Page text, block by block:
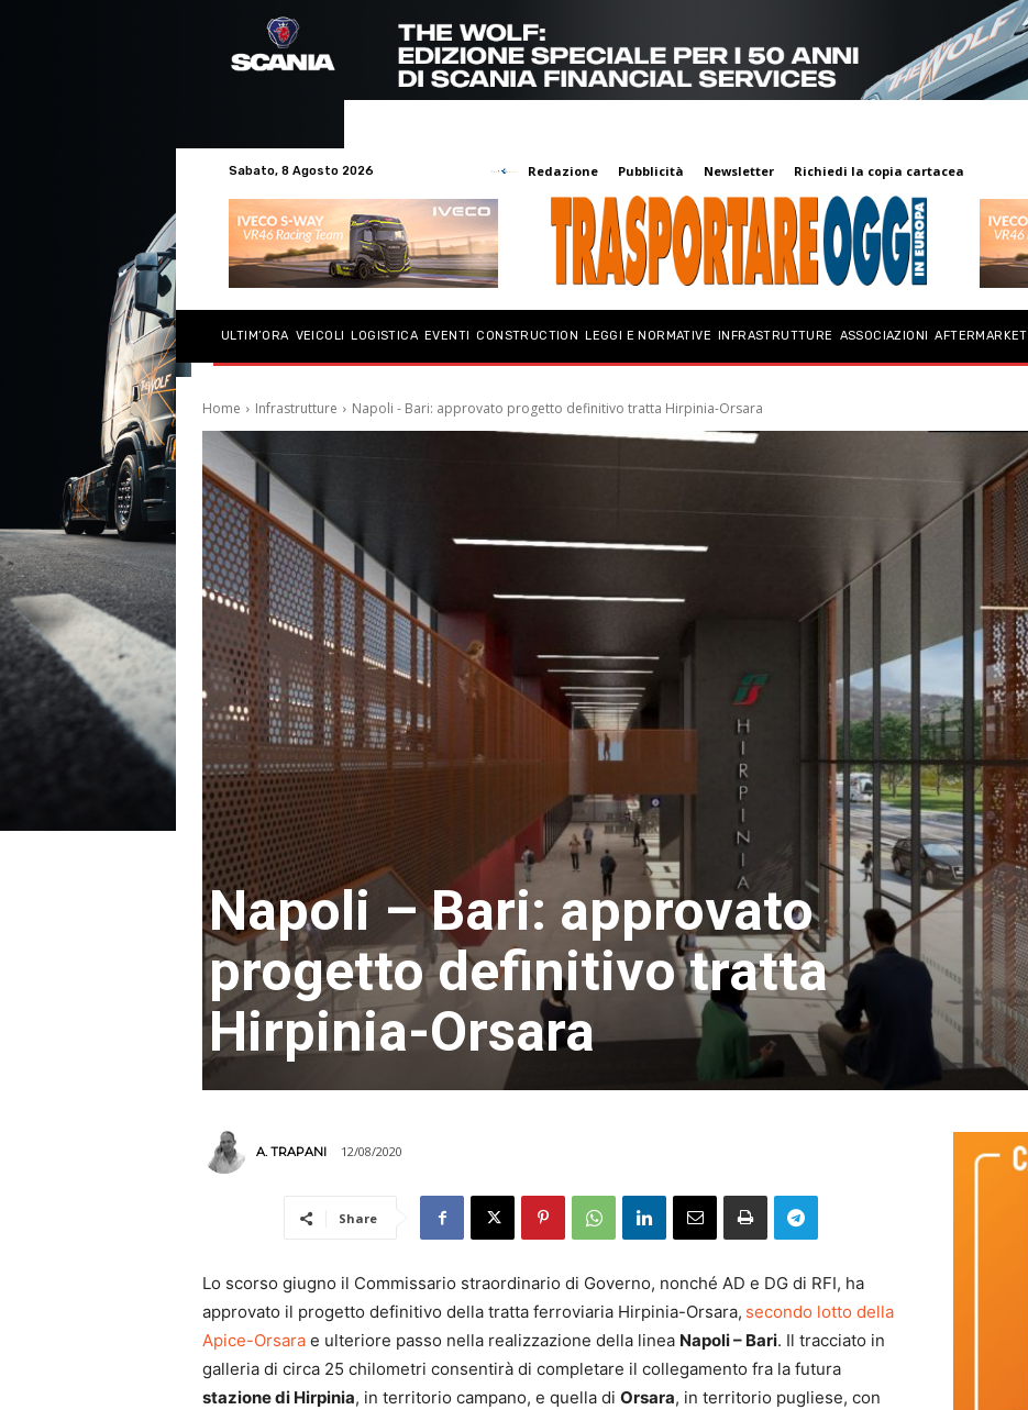
Sabato, 8 Agosto 2026 Redazione Pubblicità Newsletter Richiedi la copia cartacea
ULTIM’ORA VEICOLI LOGISTICA EVENTI CONSTRUCTION LEGGI E NORMATIVE INFRASTRUTTURE ASSOCIAZIONI AFTERMARKET
Home Infrastrutture Napoli - Bari: approvato progetto definitivo tratta Hirpinia-Orsara
Napoli – Bari: approvato
progetto definitivo tratta
Hirpinia-Orsara
A. TRAPANI 12/08/2020
Share
Lo scorso giugno il Commissario straordinario di Governo, nonché AD e DG di RFI, ha
approvato il progetto definitivo della tratta ferroviaria Hirpinia-Orsara, secondo lotto della
Apice-Orsara e ulteriore passo nella realizzazione della linea Napoli – Bari. Il tracciato in
galleria di circa 25 chilometri consentirà di completare il collegamento fra la futura
stazione di Hirpinia, in territorio campano, e quella di Orsara, in territorio pugliese, con